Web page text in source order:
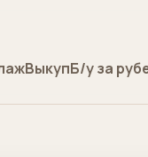
ВыкупБ/у за